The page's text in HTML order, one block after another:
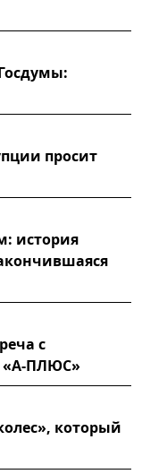
просит
история
с
«А-ПЛЮС»
который